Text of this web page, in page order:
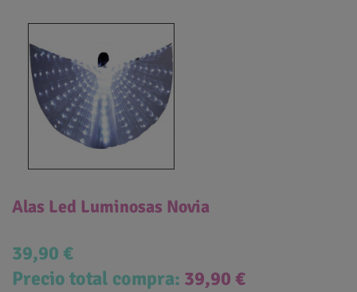
Alas Led Luminosas Novia
39,90 €
Precio total compra: 39,90 €